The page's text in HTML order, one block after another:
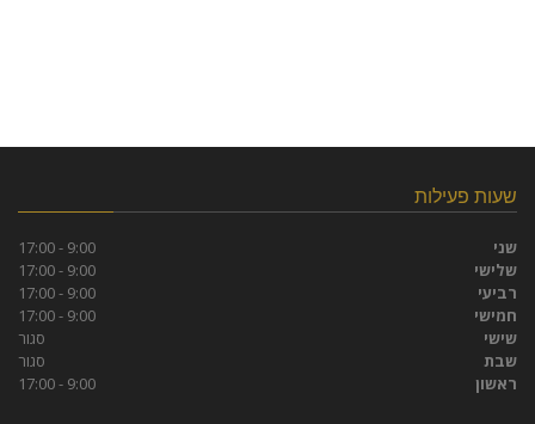
שעות פעילות
שני
9:00 - 17:00
שלישי
9:00 - 17:00
רביעי
9:00 - 17:00
חמישי
9:00 - 17:00
שישי
סגור
שבת
סגור
ראשון
9:00 - 17:00